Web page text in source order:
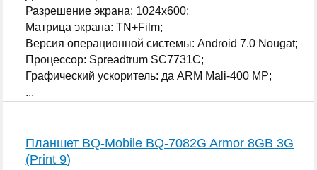
Разрешение экрана: 1024x600;
Матрица экрана: TN+Film;
Версия операционной системы: Android 7.0 Nougat;
Процессор: Spreadtrum SC7731C;
Графический ускоритель: да ARM Mali-400 MP;
...
Планшет BQ-Mobile BQ-7082G Armor 8GB 3G
(Print 9)